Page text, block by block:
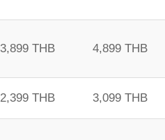
3,899 THB 4,899 THB
2,399 THB 3,099 THB